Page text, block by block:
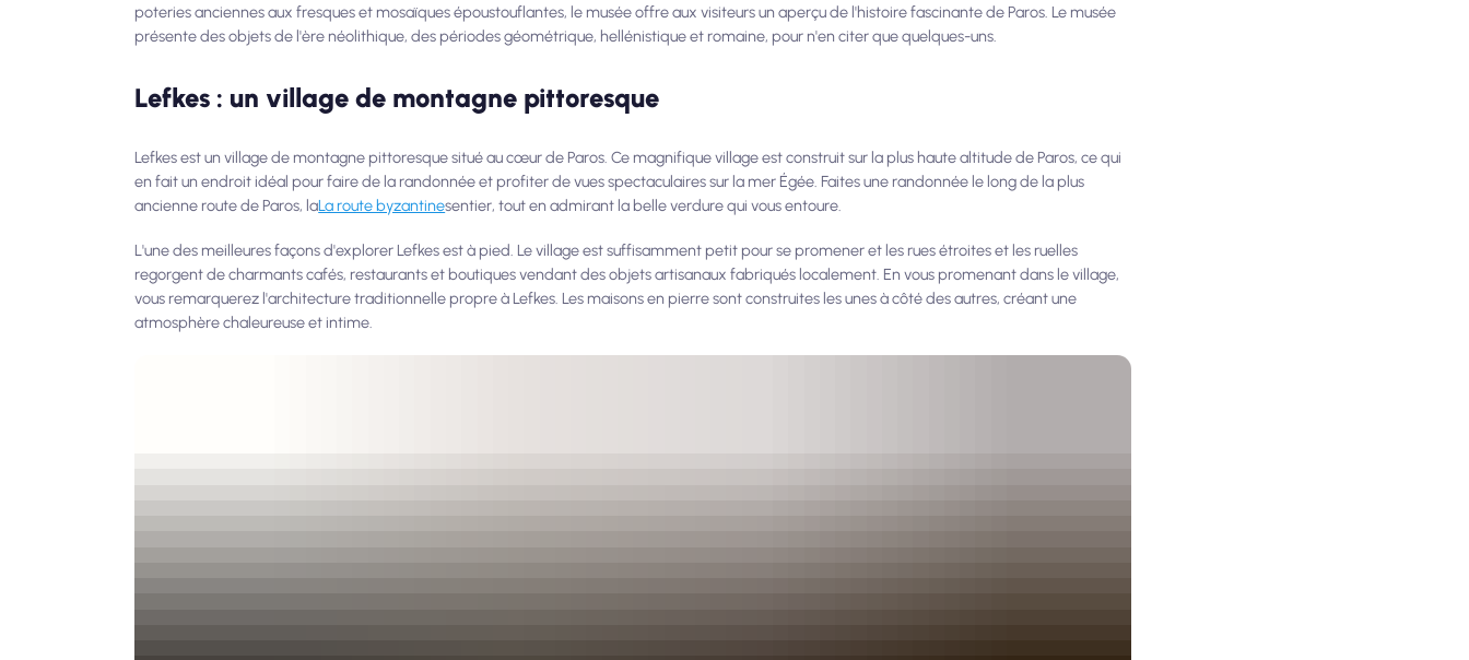
poteries anciennes aux fresques et mosaïques époustouflantes, le musée offre aux visiteurs un aperçu de l'histoire fascinante de Paros. Le musée
présente des objets de l'ère néolithique, des périodes géométrique, hellénistique et romaine, pour n'en citer que quelques-uns.
Lefkes : un village de montagne pittoresque
Lefkes est un village de montagne pittoresque situé au cœur de Paros. Ce magnifique village est construit sur la plus haute altitude de Paros, ce qui
en fait un endroit idéal pour faire de la randonnée et profiter de vues spectaculaires sur la mer Égée. Faites une randonnée le long de la plus
ancienne route de Paros, laLa route byzantinesentier, tout en admirant la belle verdure qui vous entoure.
L'une des meilleures façons d'explorer Lefkes est à pied. Le village est suffisamment petit pour se promener et les rues étroites et les ruelles
regorgent de charmants cafés, restaurants et boutiques vendant des objets artisanaux fabriqués localement. En vous promenant dans le village,
vous remarquerez l'architecture traditionnelle propre à Lefkes. Les maisons en pierre sont construites les unes à côté des autres, créant une
atmosphère chaleureuse et intime.